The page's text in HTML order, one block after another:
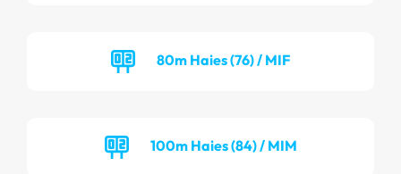
80m Haies (76) / MIF
100m Haies (84) / MIM